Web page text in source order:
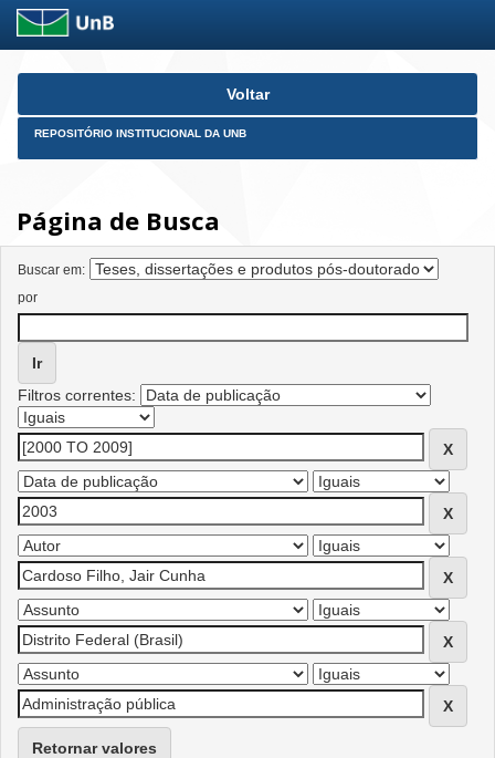
Skip
Voltar
REPOSITÓRIO INSTITUCIONAL DA UNB
Página de Busca
Buscar em:
por
Filtros correntes:
Retornar valores